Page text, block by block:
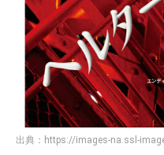
出典： https://images-na.ssl-